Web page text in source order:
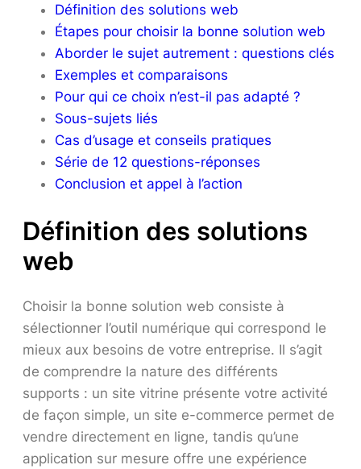
Définition des solutions web
Étapes pour choisir la bonne solution web
Aborder le sujet autrement : questions clés
Exemples et comparaisons
Pour qui ce choix n’est-il pas adapté ?
Sous-sujets liés
Cas d’usage et conseils pratiques
Série de 12 questions-réponses
Conclusion et appel à l’action
Définition des solutions
web
Choisir la bonne solution web consiste à
sélectionner l’outil numérique qui correspond le
mieux aux besoins de votre entreprise. Il s’agit
de comprendre la nature des différents
supports : un site vitrine présente votre activité
de façon simple, un site e-commerce permet de
vendre directement en ligne, tandis qu’une
application sur mesure offre une expérience